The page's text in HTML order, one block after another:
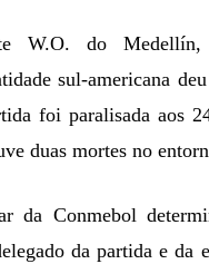
W.O. do
sul-americana
foi paralisada aos
duas mortes no
da Conmebol
da partida e da